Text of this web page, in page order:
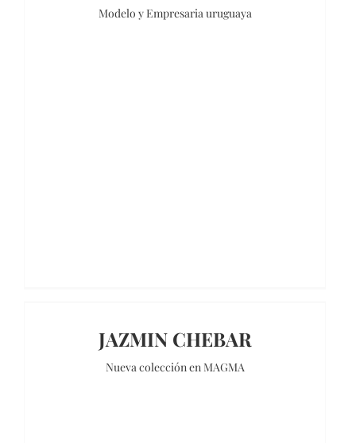
Modelo y Empresaria uruguaya
JAZMIN CHEBAR
Nueva colección en MAGMA